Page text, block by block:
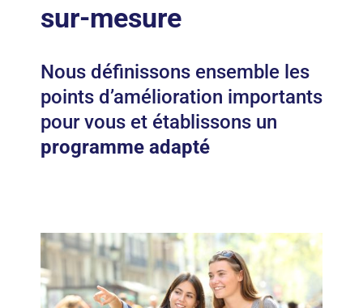
sur-mesure
Nous définissons ensemble les
points d’amélioration importants
pour vous et établissons un
programme adapté